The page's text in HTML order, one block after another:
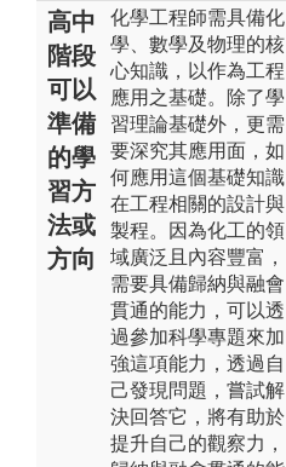
高中
階段
可以
準備
的學
習方
法或
方向
化學工程師需具備化
學、數學及物理的核
心知識，以作為工程
應用之基礎。除了學
習理論基礎外，更需
要深究其應用面，如
何應用這個基礎知識
在工程相關的設計與
製程。因為化工的領
域廣泛且內容豐富，
需要具備歸納與融會
貫通的能力，可以透
過參加科學專題來加
強這項能力，透過自
己發現問題，嘗試解
決回答它，將有助於
提升自己的觀察力，